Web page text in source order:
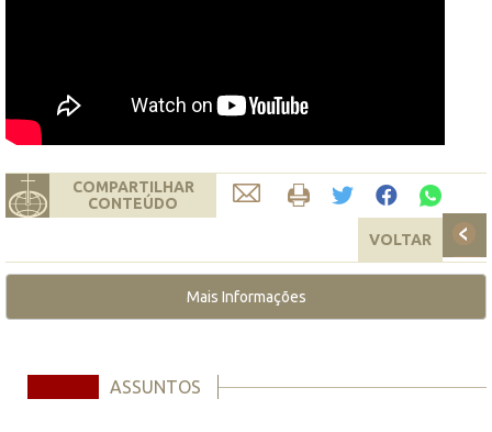
COMPARTILHAR
CONTEÚDO
VOLTAR
Mais Informações
ASSUNTOS